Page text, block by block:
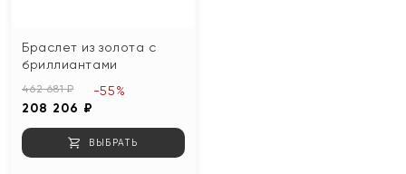
Браслет из золота с
бриллиантами
462 681 ₽
208 206 ₽
-55%
ВЫБРАТЬ